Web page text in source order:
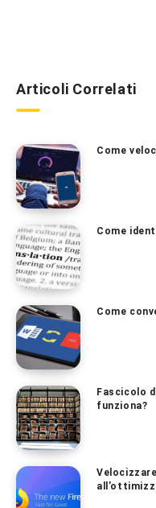
Articoli Correlati
Come
Come
Come
Fascicolo
funziona?